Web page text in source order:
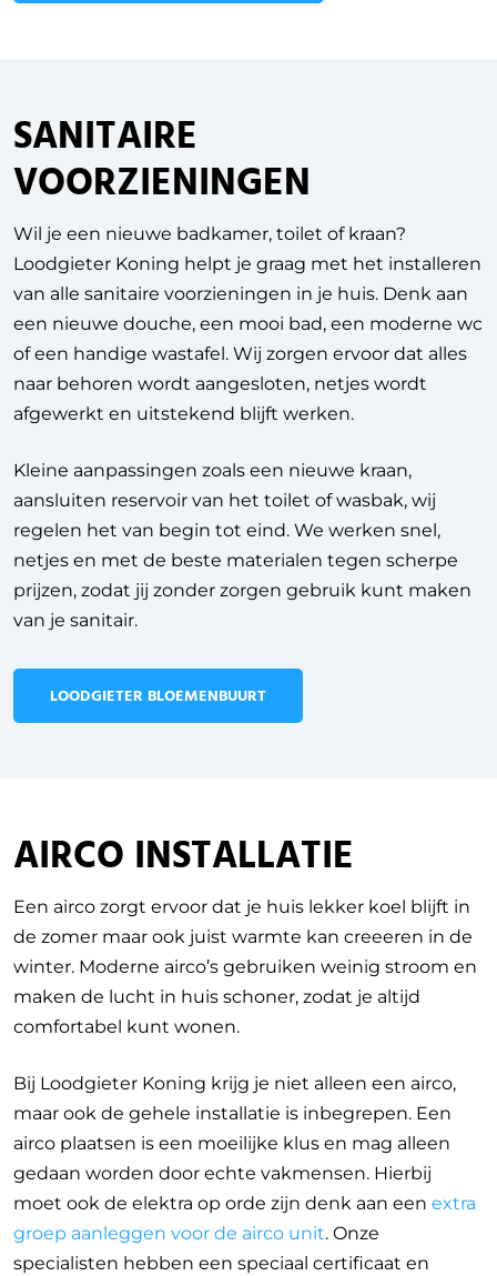
SANITAIRE
VOORZIENINGEN
Wil je een nieuwe badkamer, toilet of kraan?
Loodgieter Koning helpt je graag met het installeren
van alle sanitaire voorzieningen in je huis. Denk aan
een nieuwe douche, een mooi bad, een moderne wc
of een handige wastafel. Wij zorgen ervoor dat alles
naar behoren wordt aangesloten, netjes wordt
afgewerkt en uitstekend blijft werken.
Kleine aanpassingen zoals een nieuwe kraan,
aansluiten reservoir van het toilet of wasbak, wij
regelen het van begin tot eind. We werken snel,
netjes en met de beste materialen tegen scherpe
prijzen, zodat jij zonder zorgen gebruik kunt maken
van je sanitair.
LOODGIETER BLOEMENBUURT
AIRCO INSTALLATIE
Een airco zorgt ervoor dat je huis lekker koel blijft in
de zomer maar ook juist warmte kan creeeren in de
winter. Moderne airco’s gebruiken weinig stroom en
maken de lucht in huis schoner, zodat je altijd
comfortabel kunt wonen.
Bij Loodgieter Koning krijg je niet alleen een airco,
maar ook de gehele installatie is inbegrepen. Een
airco plaatsen is een moeilijke klus en mag alleen
gedaan worden door echte vakmensen. Hierbij
moet ook de elektra op orde zijn denk aan een extra
groep aanleggen voor de airco unit. Onze
specialisten hebben een speciaal certificaat en